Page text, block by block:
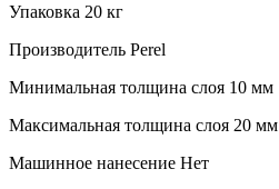
Упаковка 20 кг
Производитель Perel
Минимальная толщина слоя 10 мм
Максимальная толщина слоя 20 мм
Машинное нанесение Нет